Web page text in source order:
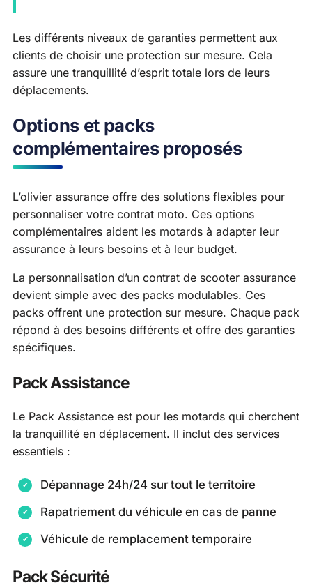
Les différents niveaux de garanties permettent aux
clients de choisir une protection sur mesure. Cela
assure une tranquillité d’esprit totale lors de leurs
déplacements.
Options et packs
complémentaires proposés
L’olivier assurance offre des solutions flexibles pour
personnaliser votre contrat moto. Ces options
complémentaires aident les motards à adapter leur
assurance à leurs besoins et à leur budget.
La personnalisation d’un contrat de scooter assurance
devient simple avec des packs modulables. Ces
packs offrent une protection sur mesure. Chaque pack
répond à des besoins différents et offre des garanties
spécifiques.
Pack Assistance
Le Pack Assistance est pour les motards qui cherchent
la tranquillité en déplacement. Il inclut des services
essentiels :
Dépannage 24h/24 sur tout le territoire
Rapatriement du véhicule en cas de panne
Véhicule de remplacement temporaire
Pack Sécurité